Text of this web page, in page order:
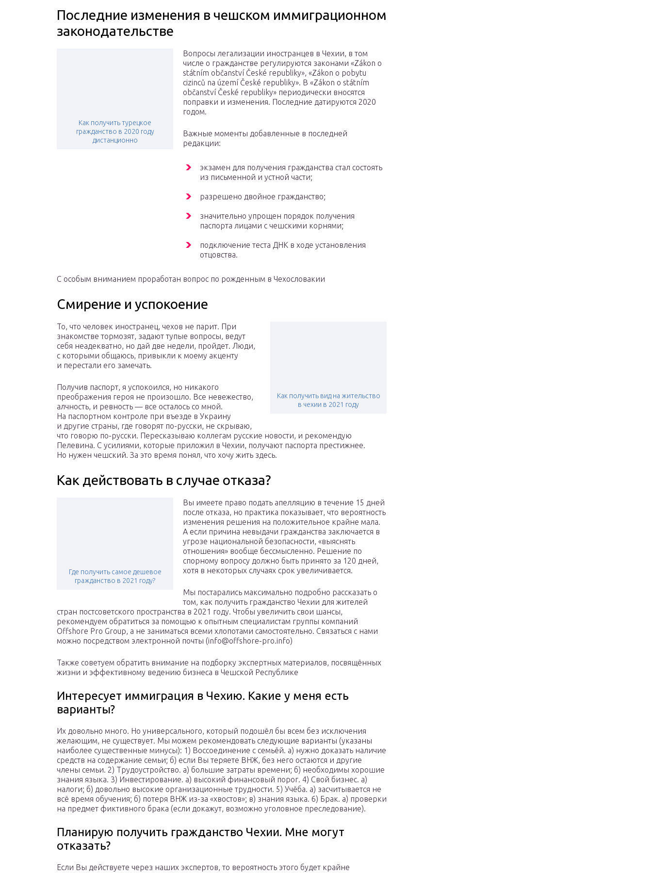
Последние изменения в чешском иммиграционном
законодательстве
Как получить турецкое
гражданство в 2020 году
дистанционно
Вопросы легализации иностранцев в Чехии, в том
числе о гражданстве регулируются законами «Zákon o
státním občanství České republiky», «Zákon o pobytu
cizinců na území České republiky». В «Zákon o státním
občanství České republiky» периодически вносятся
поправки и изменения. Последние датируются 2020
годом.
Важные моменты добавленные в последней
редакции:
экзамен для получения гражданства стал состоять
из письменной и устной части;
разрешено двойное гражданство;
значительно упрощен порядок получения
паспорта лицами с чешскими корнями;
подключение теста ДНК в ходе установления
отцовства.
С особым вниманием проработан вопрос по рожденным в Чехословакии
Смирение и успокоение
Как получить вид на жительство
в чехии в 2021 году
То, что человек иностранец, чехов не парит. При
знакомстве тормозят, задают тупые вопросы, ведут
себя неадекватно, но дай две недели, пройдет. Люди,
с которыми общаюсь, привыкли к моему акценту
и перестали его замечать.
Получив паспорт, я успокоился, но никакого
преображения героя не произошло. Все невежество,
алчность, и ревность — все осталось со мной.
На паспортном контроле при въезде в Украину
и другие страны, где говорят по-русски, не скрываю,
что говорю по-русски. Пересказываю коллегам русские новости, и рекомендую
Пелевина. С усилиями, которые приложил в Чехии, получают паспорта престижнее.
Но нужен чешский. За это время понял, что хочу жить здесь.
Как действовать в случае отказа?
Где получить самое дешевое
гражданство в 2021 году?
Вы имеете право подать апелляцию в течение 15 дней
после отказа, но практика показывает, что вероятность
изменения решения на положительное крайне мала.
А если причина невыдачи гражданства заключается в
угрозе национальной безопасности, «выяснять
отношения» вообще бессмысленно. Решение по
спорному вопросу должно быть принято за 120 дней,
хотя в некоторых случаях срок увеличивается.
Мы постарались максимально подробно рассказать о
том, как получить гражданство Чехии для жителей
стран постсоветского пространства в 2021 году. Чтобы увеличить свои шансы,
рекомендуем обратиться за помощью к опытным специалистам группы компаний
Offshore Pro Group, а не заниматься всеми хлопотами самостоятельно. Связаться с нами
можно посредством электронной почты (info@offshore-pro.info)
Также советуем обратить внимание на подборку экспертных материалов, посвящённых
жизни и эффективному ведению бизнеса в Чешской Республике
Интересует иммиграция в Чехию. Какие у меня есть
варианты?
Их довольно много. Но универсального, который подошёл бы всем без исключения
желающим, не существует. Мы можем рекомендовать следующие варианты (указаны
наиболее существенные минусы): 1) Воссоединение с семьёй. а) нужно доказать наличие
средств на содержание семьи; б) если Вы теряете ВНЖ, без него остаются и другие
члены семьи. 2) Трудоустройство. а) большие затраты времени; б) необходимы хорошие
знания языка. 3) Инвестирование. а) высокий финансовый порог. 4) Свой бизнес. а)
налоги; б) довольно высокие организационные трудности. 5) Учёба. а) засчитывается не
всё время обучения; б) потеря ВНЖ из-за «хвостов»; в) знания языка. 6) Брак. а) проверки
на предмет фиктивного брака (если докажут, возможно уголовное преследование).
Планирую получить гражданство Чехии. Мне могут
отказать?
Если Вы действуете через наших экспертов, то вероятность этого будет крайне